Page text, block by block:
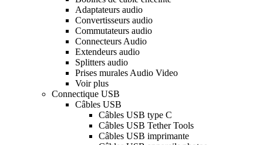
Adaptateurs audio
Convertisseurs audio
Commutateurs audio
Connecteurs Audio
Extendeurs audio
Splitters audio
Prises murales Audio Video
Voir plus
Connectique USB
Câbles USB
Câbles USB type C
Câbles USB Tether Tools
Câbles USB imprimante